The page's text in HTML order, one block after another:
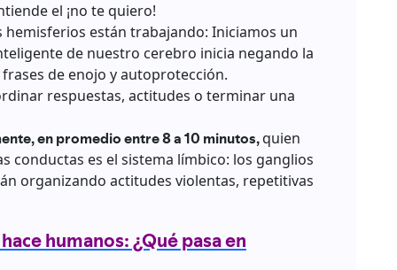
el ¡no te quiero!
están trabajando: Iniciamos un
de nuestro cerebro inicia negando la
de enojo y autoprotección.
respuestas, actitudes o terminar una
en promedio entre 8 a 10 minutos,quien
conductas es el sistema límbico: los ganglios
organizando actitudes violentas, repetitivas
humanos: ¿Qué pasa en